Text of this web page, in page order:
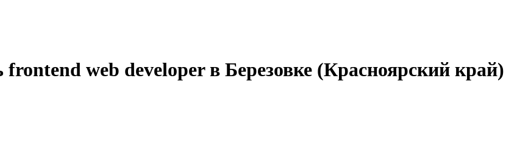
web developer в Березовке (Красноярский край)